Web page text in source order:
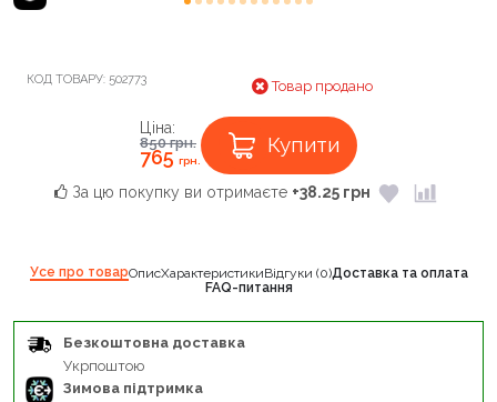
КОД ТОВАРУ: 502773 Товар продано
Ціна:
850грн.
765грн.
Купити
За цю покупку ви отримаєте +38.25 грн
Усе про товарОписХарактеристикиВідгуки (0)Доставка та оплата
FAQ-питання
Безкоштовна доставка
Укрпоштою
Зимова підтримка